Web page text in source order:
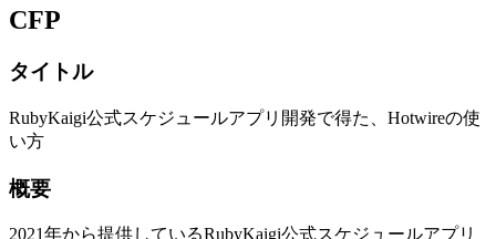
CFP
タイトル
RubyKaigi公式スケジュールアプリ開発で得た、Hotwireの使
い方
概要
2021年から提供しているRubyKaigi公式スケジュールアプリ